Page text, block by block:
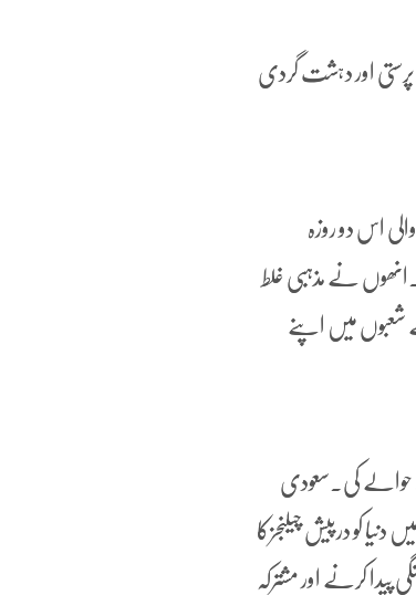
پرستی اور دہشت گردی
اس دو روزہ
نے مذہبی غلط
شعبوں میں اپنے
حوالے کی۔سعودی
کو درپیش چیلنجزکا
کرنے اور مشترکہ